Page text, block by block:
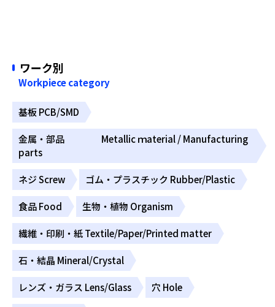
ワーク別
Workpiece category
基板 PCB/SMD
金属・部品 Metallic ｍaterial / Manufacturing
parts
ネジ Screw ゴム・プラスチック Rubber/Plastic
食品 Food 生物・植物 Organism
繊維・印刷・紙 Textile/Paper/Printed matter
石・結晶 Mineral/Crystal
レンズ・ガラス Lens/Glass 穴 Hole